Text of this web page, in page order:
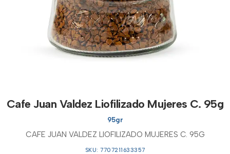
Cafe Juan Valdez Liofilizado Mujeres C. 95g
95gr
CAFE JUAN VALDEZ LIOFILIZADO MUJERES C. 95G
SKU: 7707211633357